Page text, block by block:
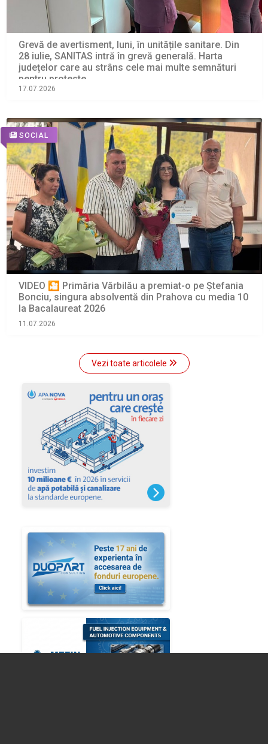
Grevă de avertisment, luni, în unitățile sanitare. Din
28 iulie, SANITAS intră în grevă generală. Harta
județelor care au strâns cele mai multe semnături
pentru proteste
17.07.2026
SOCIAL
VIDEO 🎦 Primăria Vărbilău a premiat-o pe Ștefania
Bonciu, singura absolventă din Prahova cu media 10
la Bacalaureat 2026
11.07.2026
Vezi toate articolele